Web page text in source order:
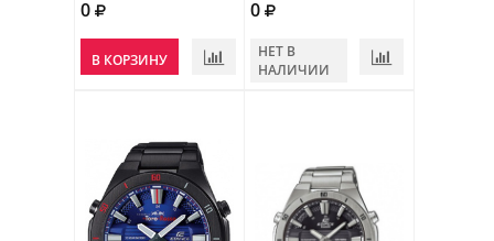
0
В КОРЗИНУ
0
НЕТ В
НАЛИЧИИ